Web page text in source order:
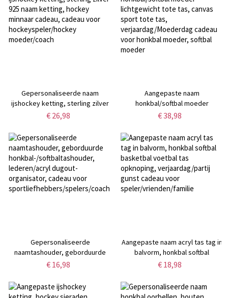
Gepersonaliseerde naam
ijshockey ketting, sterling zilver
925 naam ketting, hockey
hockeyspeler/hockey
moeder/coach
€ 26,98
Aangepaste naam
honkbal/softbal moeder
lichtgewicht tote tas, canvas
verjaardag/Moederdag cadeau
voor honkbal moeder, softbal
moeder
€ 38,98
Gepersonaliseerde
naamtashouder, geborduurde
honkbal-/softbaltashouder,
organisator, cadeau voor
sportliefhebbers/spelers/coaches
€ 16,98
Aangepaste naam acryl tas tag in
balvorm, honkbal softbal
basketbal voetbal tas
gunst cadeau voor
speler/vrienden/familie
€ 18,98